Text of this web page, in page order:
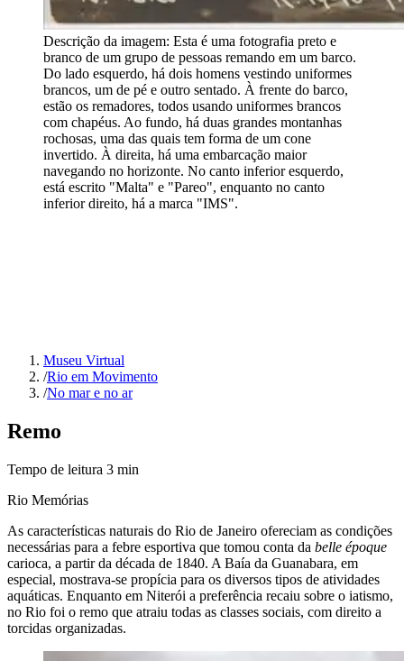
Descrição da imagem: Esta é uma fotografia preto e
branco de um grupo de pessoas remando em um barco.
Do lado esquerdo, há dois homens vestindo uniformes
brancos, um de pé e outro sentado. À frente do barco,
estão os remadores, todos usando uniformes brancos
com chapéus. Ao fundo, há duas grandes montanhas
rochosas, uma das quais tem forma de um cone
invertido. À direita, há uma embarcação maior
navegando no horizonte. No canto inferior esquerdo,
está escrito "Malta" e "Pareo", enquanto no canto
inferior direito, há a marca "IMS".
Museu Virtual
/Rio em Movimento
/No mar e no ar
Remo
Tempo de leitura 3 min
Rio Memórias
As características naturais do Rio de Janeiro ofereciam as condições
necessárias para a febre esportiva que tomou conta da belle époque
carioca, a partir da década de 1840. A Baía da Guanabara, em
especial, mostrava-se propícia para os diversos tipos de atividades
aquáticas. Enquanto em Niterói a preferência recaiu sobre o iatismo,
no Rio foi o remo que atraiu todas as classes sociais, com direito a
torcidas organizadas.